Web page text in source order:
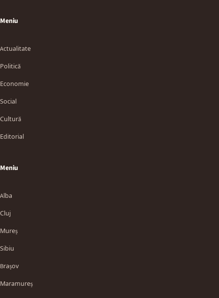
Meniu
Actualitate
Politică
Economie
Social
Cultură
Editorial
Meniu
Alba
Cluj
Mureș
Sibiu
Brașov
Maramureș